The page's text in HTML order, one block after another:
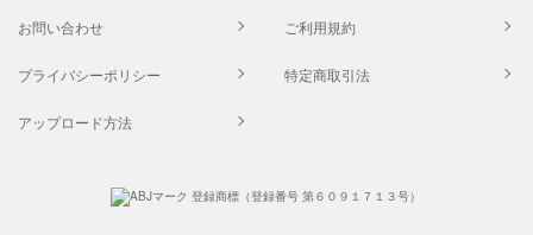
お問い合わせ ご利用規約
プライバシーポリシー 特定商取引法
アップロード方法